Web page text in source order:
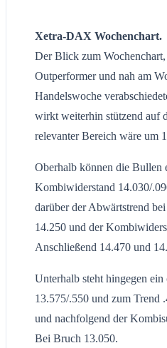
Xetra-DAX Wochenchart.
Der Blick zum
Outperformer und nah am
Handelswoche
wirkt weiterhin stützend auf
relevanter Bereich wäre um
Oberhalb können die Bullen
Kombiwiderstand 14.030/
darüber der Abwärtstrend
14.250 und der
Anschließend 14.470 und
Unterhalb steht hingegen ein
13.575/.550 und zum Trend
und nachfolgend der
Bei Bruch 13.050.